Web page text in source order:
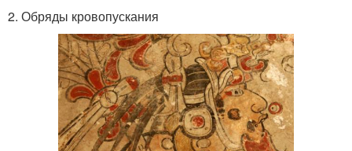
2. Обряды кровопускания